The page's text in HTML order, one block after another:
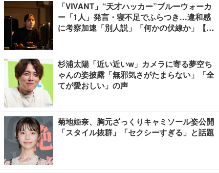
「VIVANT」“天才ハッカー”ブルーウォーカ
ー「1人」発言・寝不足でふらつき…違和感
に考察加速「別人説」「何かの伏線か」【ネ
杉浦太陽「近い近いw」カメラに寄る夢空ち
ゃんの姿披露「無邪気さがたまらない」「全
てが愛おしい」の声
菊地姫奈、胸元ざっくりキャミソール姿公開
「スタイル抜群」「セクシーすぎる」と話題